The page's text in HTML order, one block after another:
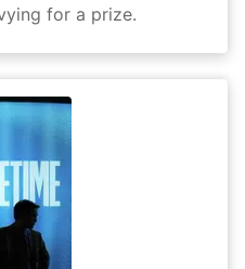
for a prize.